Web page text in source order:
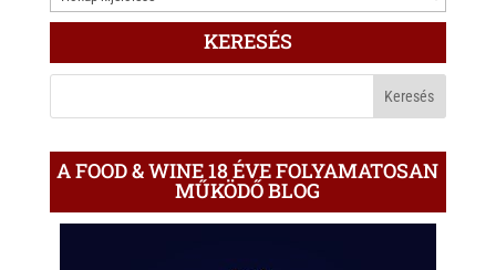
p
k
ÍRÁS
BLOGON
KERESÉS
A FOOD & WINE 18 ÉVE FOLYAMATOSAN
MŰKÖDŐ BLOG